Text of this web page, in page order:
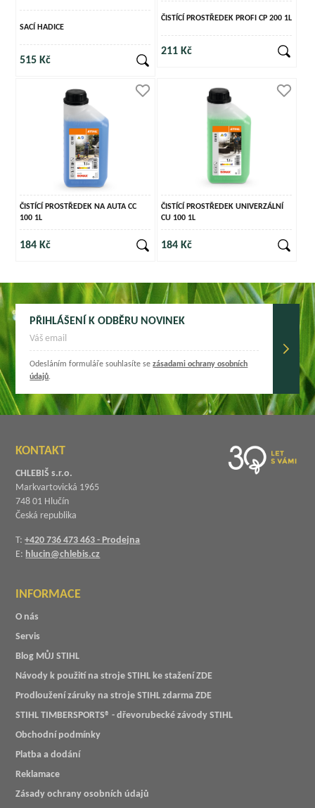
SACÍ HADICE
515 Kč
ČISTÍCÍ PROSTŘEDEK PROFI CP 200 1L
211 Kč
ČISTÍCÍ PROSTŘEDEK NA AUTA CC
100 1L
184 Kč
ČISTÍCÍ PROSTŘEDEK UNIVERZÁLNÍ
CU 100 1L
184 Kč
PŘIHLÁŠENÍ K ODBĚRU NOVINEK
Odesláním formuláře souhlasíte sezásadami ochrany osobních
údajů.
KONTAKT
CHLEBIŠ s.r.o.
Markvartovická 1965
748 01 Hlučín
Česká republika
T:+420 736 473 463 - Prodejna
E: hlucin@chlebis.cz
INFORMACE
O nás
Servis
Blog MŮJ STIHL
Návody k použití na stroje STIHL ke stažení ZDE
Prodloužení záruky na stroje STIHL zdarma ZDE
STIHL TIMBERSPORTS® - dřevorubecké závody STIHL
Obchodní podmínky
Platba a dodání
Reklamace
Zásady ochrany osobních údajů